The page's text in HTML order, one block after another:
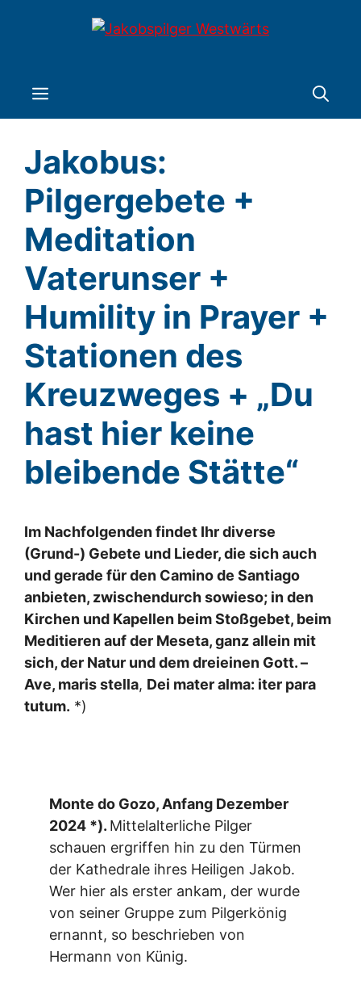
Menü
Jakobus:
Pilgergebete +
Meditation
Vaterunser +
Humility in Prayer +
Stationen des
Kreuzweges + „Du
hast hier keine
bleibende Stätte“
Im Nachfolgenden findet Ihr diverse
(Grund-) Gebete und Lieder, die sich auch
und gerade für den Camino de Santiago
anbieten, zwischendurch sowieso; in den
Kirchen und Kapellen beim Stoßgebet, beim
Meditieren auf der Meseta, ganz allein mit
sich, der Natur und dem dreieinen Gott. –
Ave, maris stella, Dei mater alma: iter para
tutum. *)
Monte do Gozo, Anfang Dezember
2024 *). Mittelalterliche Pilger
schauen ergriffen hin zu den Türmen
der Kathedrale ihres Heiligen Jakob.
Wer hier als erster ankam, der wurde
von seiner Gruppe zum Pilgerkönig
ernannt, so beschrieben von
Hermann von Künig.